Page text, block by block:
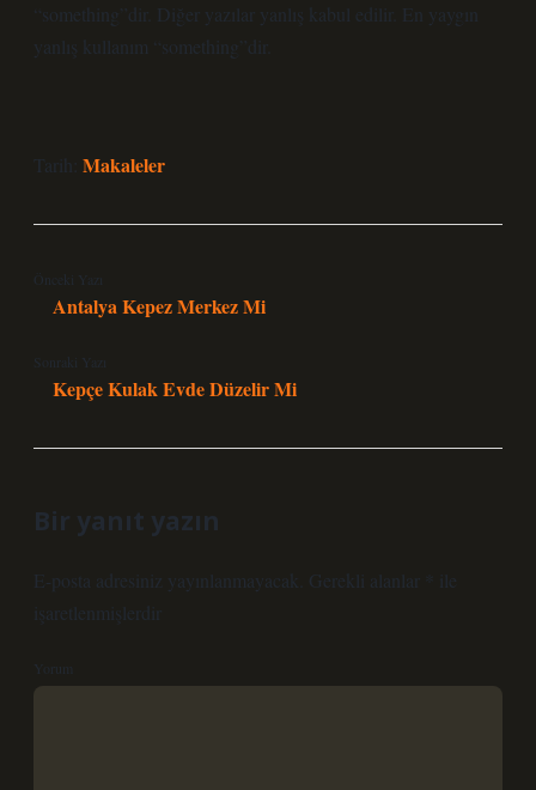
“something”dir. Diğer yazılar yanlış kabul edilir. En yaygın
yanlış kullanım “something”dir.
Tarih: Makaleler
Önceki Yazı
Antalya Kepez Merkez Mi
Sonraki Yazı
Kepçe Kulak Evde Düzelir Mi
Bir yanıt yazın
E-posta adresiniz yayınlanmayacak. Gerekli alanlar
ile
işaretlenmişlerdir
Yorum